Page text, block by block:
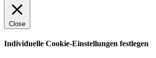
Close
Individuelle Cookie-Einstellungen festlegen